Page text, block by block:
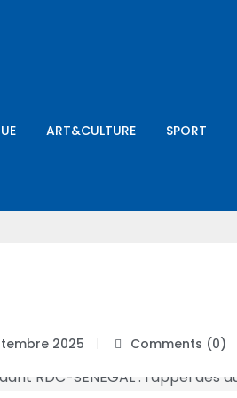
ART&CULTURE SPORT
2025 Comments (0)